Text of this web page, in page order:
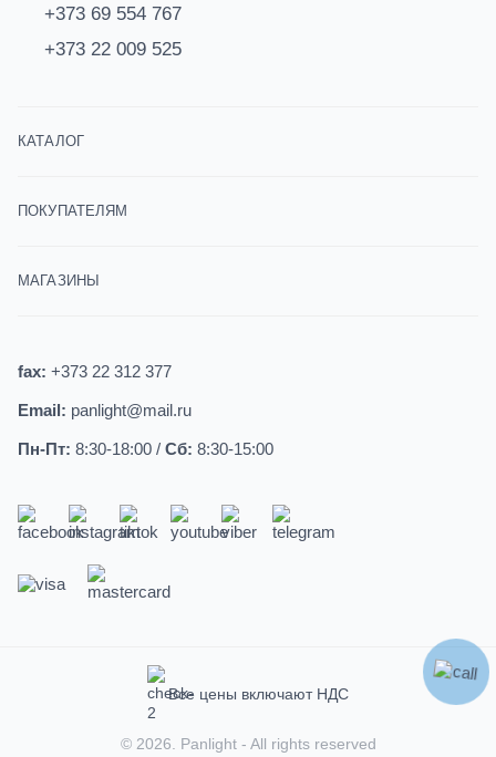
+373 69 554 767
+373 22 009 525
КАТАЛОГ
ПОКУПАТЕЛЯМ
МАГАЗИНЫ
fax: +373 22 312 377
Email: panlight@mail.ru
Пн-Пт: 8:30-18:00 / Сб: 8:30-15:00
© 2026. Panlight- All rights reserved
Все цены включают НДС